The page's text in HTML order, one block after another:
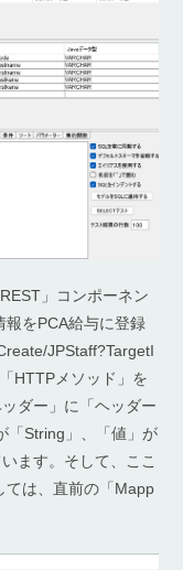
」コンポーネン
報をPCA給与に登録
JPStaff?TargetI
HTTPメソッド」を
ダー」に「ヘッダー
「String」、「値」が
ます。そして、ここ
ては、直前の「Mapp